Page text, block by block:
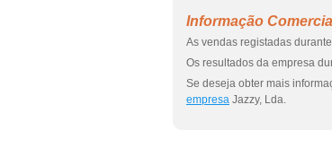
Informação
As vendas registadas
Os resultados da empresa
Se deseja obter mais
empresa Jazzy, Lda.